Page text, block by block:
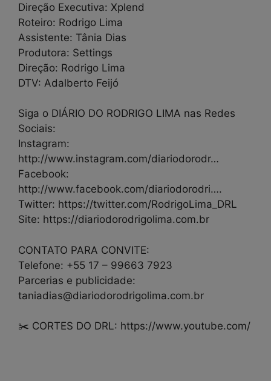
Direção Executiva: Xplend
Roteiro: Rodrigo Lima
Assistente: Tânia Dias
Produtora: Settings
Direção: Rodrigo Lima
DTV: Adalberto Feijó
Siga o DIÁRIO DO RODRIGO LIMA nas Redes
Sociais:
Instagram:
http://www.instagram.com/diariodorodr…
Facebook:
http://www.facebook.com/diariodorodri….
Twitter: https://twitter.com/RodrigoLima_DRL
Site: https://diariodorodrigolima.com.br
CONTATO PARA CONVITE:
Telefone: +55 17 – 99663 7923
Parcerias e publicidade:
taniadias@diariodorodrigolima.com.br
✂️ CORTES DO DRL: https://www.youtube.com/